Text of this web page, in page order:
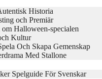
Historia
och Premiär
Halloween-specialen
Kultur
Och Skapa Gemenskap
Med Stallone
Spelguide För Svenskar